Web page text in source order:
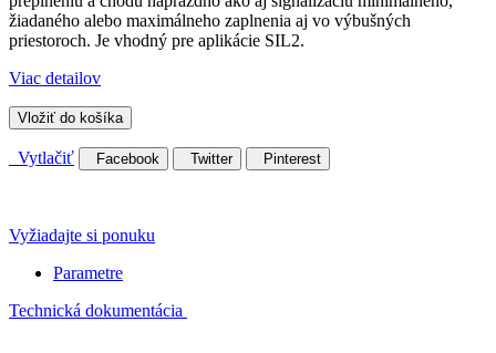
žiadaného alebo maximálneho zaplnenia aj vo výbušných
priestoroch. Je vhodný pre aplikácie SIL2.
Viac detailov
Vložiť do košíka
Vytlačiť Facebook Twitter Pinterest
Vyžiadajte si ponuku
Parametre
Technická dokumentácia